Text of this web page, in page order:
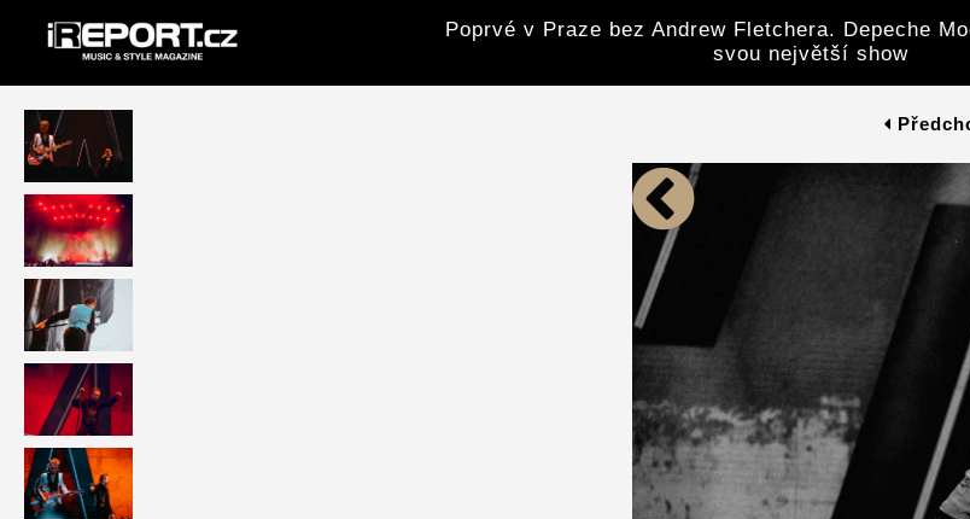
Poprvé v Praze bez Andrew Fletchera. Depeche
svou největší show